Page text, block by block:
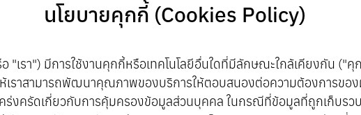
นโยบายคุกกี้ (Cookies Policy)
"เรา") มีการใช้งานคุกกี้หรือเทคโนโลยีอื่นใดที่มีลักษณะใกล้เคียงกัน ("คุ
เราสามารถพัฒนาคุณภาพของบริการให้ตอบสนองต่อความต้องการของ
คร่งครัดเกี่ยวกับการคุ้มครองข้อมูลส่วนบุคคล ในกรณีที่ข้อมูลที่ถูกเก็บรว